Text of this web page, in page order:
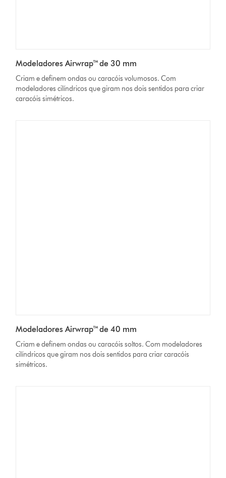
Modeladores Airwrap™ de 30 mm
Criam e definem ondas ou caracóis volumosos. Com
modeladores cilíndricos que giram nos dois sentidos para criar
caracóis simétricos.
Modeladores Airwrap™ de 40 mm
Criam e definem ondas ou caracóis soltos. Com modeladores
cilíndricos que giram nos dois sentidos para criar caracóis
simétricos.